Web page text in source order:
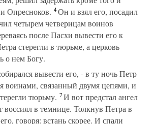
Опресноков. 4Он и взял его, посадил
четырем четверицам воинов
после Пасхи вывести его к
стерегли в тюрьме, а церковь
о нем Богу.
вывести его, - в ту ночь Петр
воинами, связанный двумя цепями, и
тюрьму. 7И вот предстал ангел
воссиял в темнице. Толкнув Петра в
говоря: встань скорее. И спали